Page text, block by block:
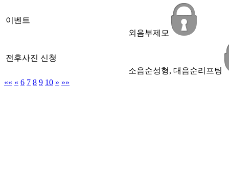
이벤트
외음부제모
전후사진 신청
소음순성형, 대음순리프팅
«« « 6 7 8 9 10 » »»